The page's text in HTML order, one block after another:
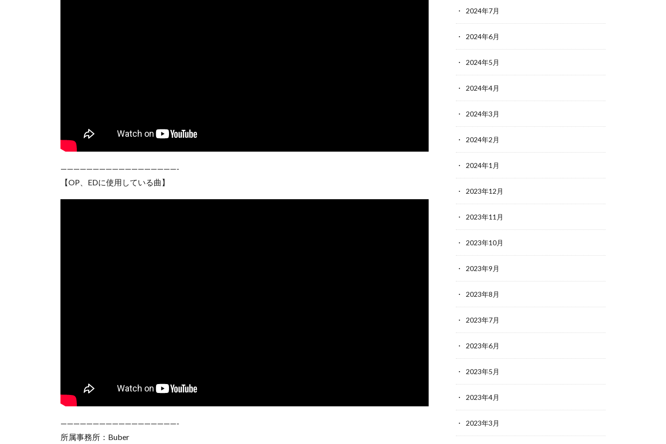
——————————————————-
【OP、EDに使用している曲】
——————————————————-
所属事務所：Buber
2024年7月
2024年6月
2024年5月
2024年4月
2024年3月
2024年2月
2024年1月
2023年12月
2023年11月
2023年10月
2023年9月
2023年8月
2023年7月
2023年6月
2023年5月
2023年4月
2023年3月